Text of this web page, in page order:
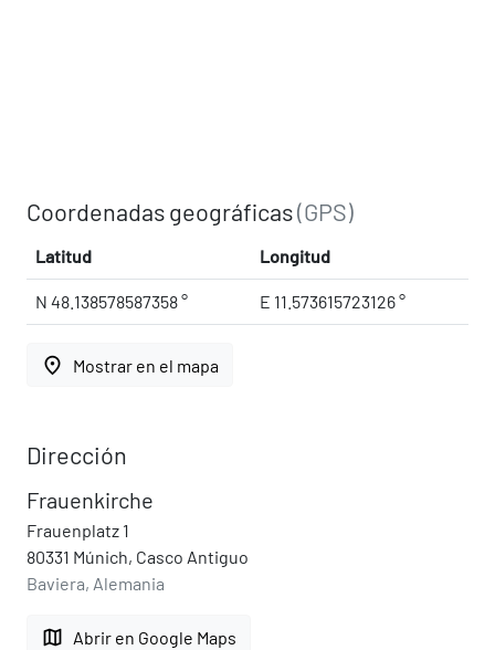
Coordenadas geográficas(GPS)
Latitud Longitud
N 48.138578587358 ° E 11.573615723126 °
place Mostrar en el mapa
Dirección
Frauenkirche
Frauenplatz 1
80331 Múnich, Casco Antiguo
Baviera, Alemania
map Abrir en Google Maps